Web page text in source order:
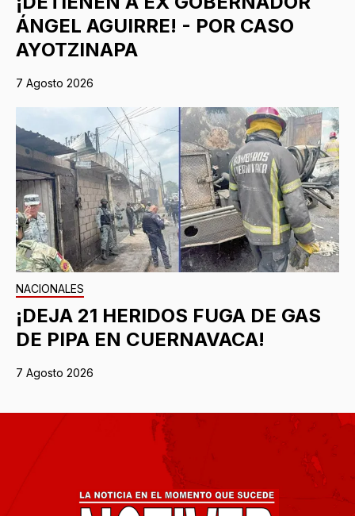
ÁNGEL AGUIRRE! - POR CASO
AYOTZINAPA
7 Agosto 2026
NACIONALES
¡DEJA 21 HERIDOS FUGA DE GAS
DE PIPA EN CUERNAVACA!
7 Agosto 2026